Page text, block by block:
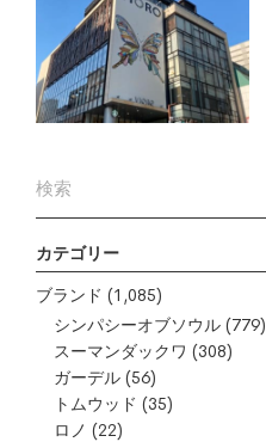
カテゴリー
ブランド (1,085)
シンパシーオブソウル (779)
スーマンダックワ (308)
ガーデル (56)
トムウッド (35)
ロノ (22)